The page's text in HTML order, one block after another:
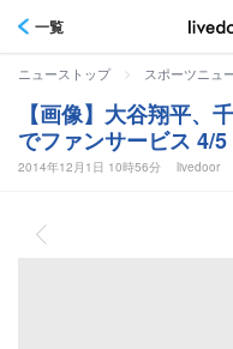
一覧
ニューストップ > スポーツニュ
【画像】大谷翔平、
でファンサービス 4/5
2014年12月1日 10時56分 livedoor